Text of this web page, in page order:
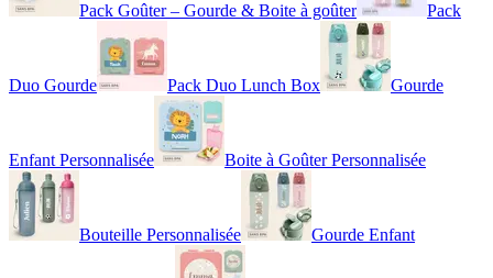
Pack Goûter – Gourde & Boite à goûter Pack
Duo Gourde Pack Duo Lunch Box Gourde
Enfant Personnalisée Boite à Goûter Personnalisée
Bouteille Personnalisée Gourde Enfant